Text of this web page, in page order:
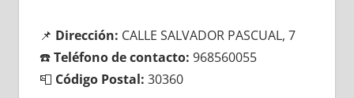
📌 Dirección: CALLE SALVADOR PASCUAL, 7
☎️Teléfono dе contacto: 968560055
📮 Código Postal: 30360